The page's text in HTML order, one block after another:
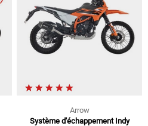
Arrow
Système d'échappement Indy